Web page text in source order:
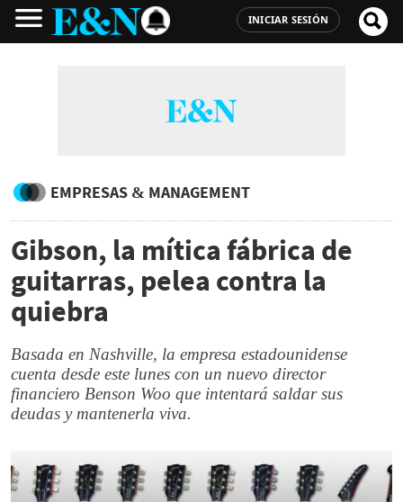
INICIAR SESIÓN
EMPRESAS & MANAGEMENT
Gibson, la mítica fábrica de
guitarras, pelea contra la
quiebra
Basada en Nashville, la empresa estadounidense
cuenta desde este lunes con un nuevo director
financiero Benson Woo que intentará saldar sus
deudas y mantenerla viva.